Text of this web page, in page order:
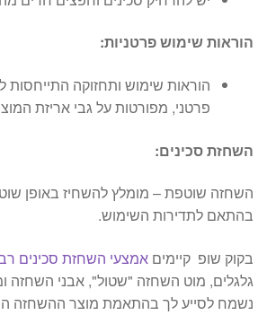
הוראות שימוש פרטניות:
הוראות שימוש ותחזוקה התייחסות
פרטני, מפורטות על גבי אריזת
השחזת סכינים:
השחזה שוטפת – מומלץ להשחיז באופן
בהתאם לתדירות השימוש.
בקוק שופ קיימים אמצעי השחזת סכינים
גלגלים, מוט השחזה "שטול", אבני השחזה
נשמח לסייע לך בהתאמת מוצר ההשחזה